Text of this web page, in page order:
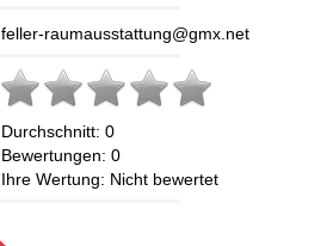
feller-raumausstattung@gmx.net
Durchschnitt: 0
Bewertungen: 0
Ihre Wertung: Nicht bewertet